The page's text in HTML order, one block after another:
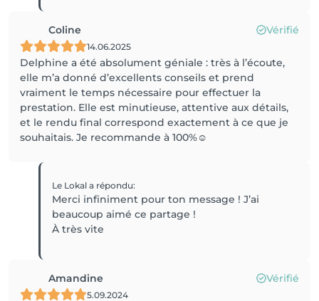
Coline Vérifié
14.06.2025
Delphine a été absolument géniale : très à l’écoute,
elle m’a donné d’excellents conseils et prend
vraiment le temps nécessaire pour effectuer la
prestation. Elle est minutieuse, attentive aux détails,
et le rendu final correspond exactement à ce que je
souhaitais. Je recommande à 100%☺️
Le Lokala répondu:
Merci infiniment pour ton message ! J’ai
beaucoup aimé ce partage !
À très vite
Amandine Vérifié
5.09.2024